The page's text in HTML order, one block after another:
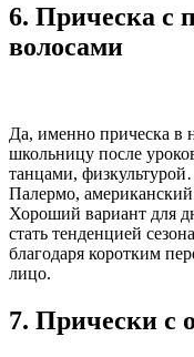
6. Прическа с
волосами
Да, именно прическа в
школьницу после
танцами,
Палермо,
Хороший вариант для
стать тенденцией
благодаря коротким
лицо.
7. Прически с